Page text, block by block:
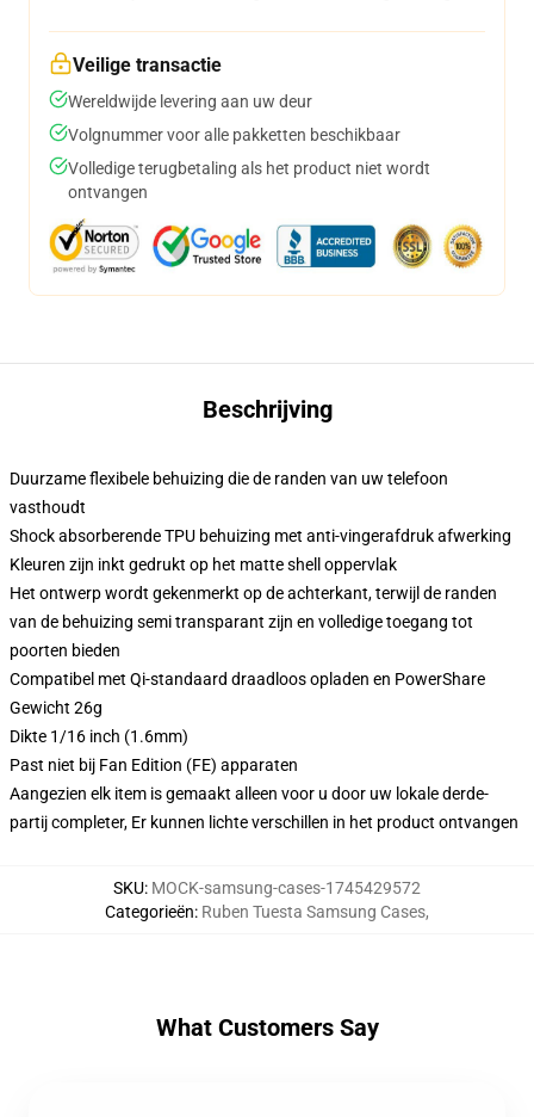
Veilige transactie
Wereldwijde levering aan uw deur
Volgnummer voor alle pakketten beschikbaar
Volledige terugbetaling als het product niet wordt
ontvangen
Beschrijving
Duurzame flexibele behuizing die de randen van uw telefoon
vasthoudt
Shock absorberende TPU behuizing met anti-vingerafdruk afwerking
Kleuren zijn inkt gedrukt op het matte shell oppervlak
Het ontwerp wordt gekenmerkt op de achterkant, terwijl de randen
van de behuizing semi transparant zijn en volledige toegang tot
poorten bieden
Compatibel met Qi-standaard draadloos opladen en PowerShare
Gewicht 26g
Dikte 1/16 inch (1.6mm)
Past niet bij Fan Edition (FE) apparaten
Aangezien elk item is gemaakt alleen voor u door uw lokale derde-
partij completer, Er kunnen lichte verschillen in het product ontvangen
SKU: MOCK-samsung-cases-1745429572
Categorieën: Ruben Tuesta Samsung Cases,
What Customers Say